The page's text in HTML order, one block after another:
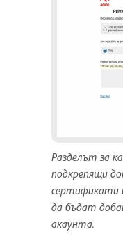
Разделът за
подкрепящи
сертификати
да бъдат
акаунта.